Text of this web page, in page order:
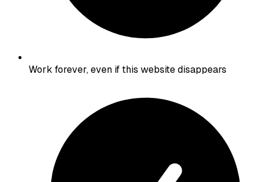
Work forever, even if this website disappears